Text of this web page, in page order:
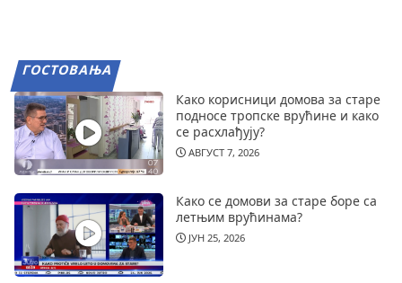
ГОСТОВАЊА
Како корисници домова за старе
подносе тропске врућине и како
се расхлађују?
АВГУСТ 7, 2026
Како се домови за старе боре са
летњим врућинама?
ЈУН 25, 2026